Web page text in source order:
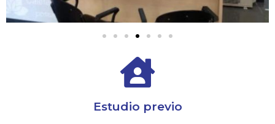
Estudio previo